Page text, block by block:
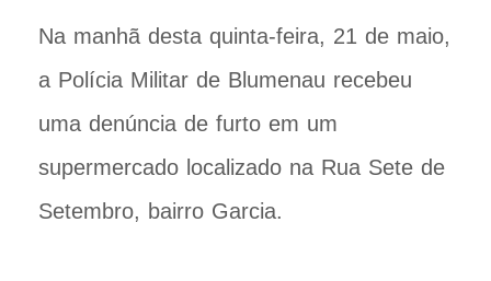
Na manhã desta quinta-feira, 21 de maio,
a Polícia Militar de Blumenau recebeu
uma denúncia de furto em um
supermercado localizado na Rua Sete de
Setembro, bairro Garcia.